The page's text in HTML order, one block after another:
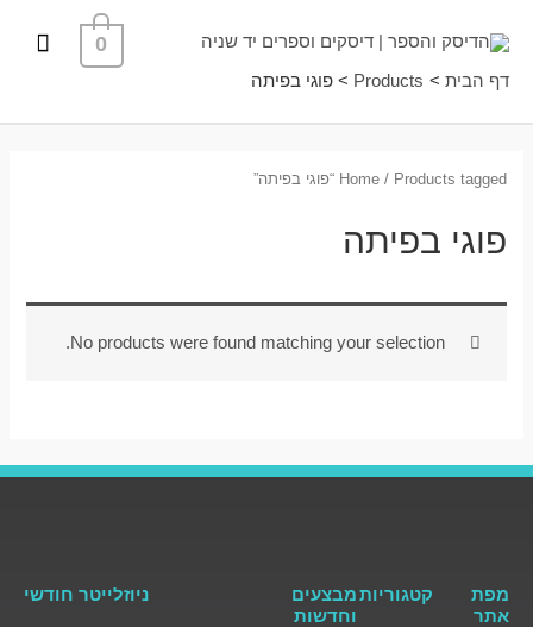
0
דף הבית Products פוגי בפיתה
Home/ Products tagged “פוגי בפיתה”
פוגי בפיתה
No products were found matching your selection.
מפת
אתר
קטגוריותמבצעים
וחדשות
ניוזלייטר חודשי